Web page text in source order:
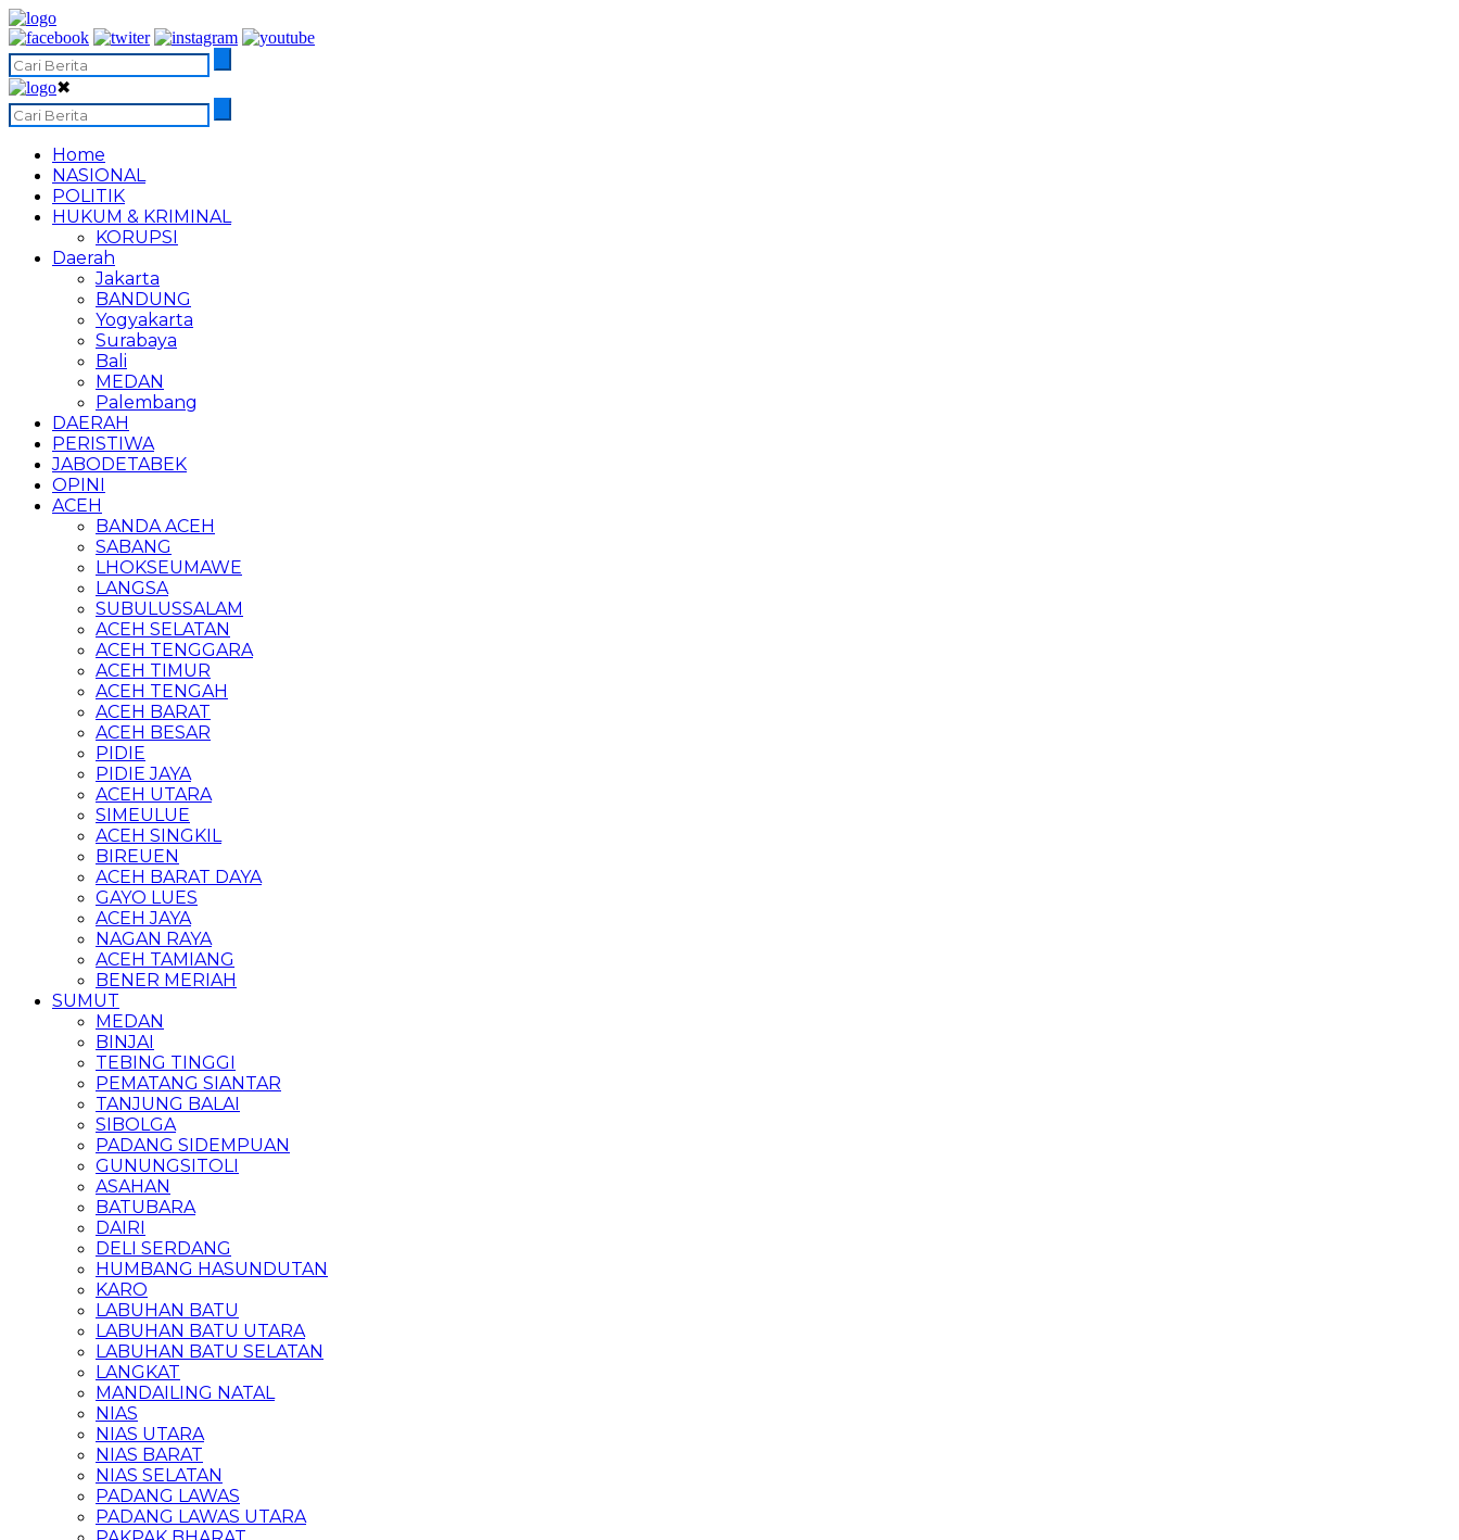
✖
Home
NASIONAL
POLITIK
HUKUM & KRIMINAL
KORUPSI
Daerah
Jakarta
BANDUNG
Yogyakarta
Surabaya
Bali
MEDAN
Palembang
DAERAH
PERISTIWA
JABODETABEK
OPINI
ACEH
BANDA ACEH
SABANG
LHOKSEUMAWE
LANGSA
SUBULUSSALAM
ACEH SELATAN
ACEH TENGGARA
ACEH TIMUR
ACEH TENGAH
ACEH BARAT
ACEH BESAR
PIDIE
PIDIE JAYA
ACEH UTARA
SIMEULUE
ACEH SINGKIL
BIREUEN
ACEH BARAT DAYA
GAYO LUES
ACEH JAYA
NAGAN RAYA
ACEH TAMIANG
BENER MERIAH
SUMUT
MEDAN
BINJAI
TEBING TINGGI
PEMATANG SIANTAR
TANJUNG BALAI
SIBOLGA
PADANG SIDEMPUAN
GUNUNGSITOLI
ASAHAN
BATUBARA
DAIRI
DELI SERDANG
HUMBANG HASUNDUTAN
KARO
LABUHAN BATU
LABUHAN BATU UTARA
LABUHAN BATU SELATAN
LANGKAT
MANDAILING NATAL
NIAS
NIAS UTARA
NIAS BARAT
NIAS SELATAN
PADANG LAWAS
PADANG LAWAS UTARA